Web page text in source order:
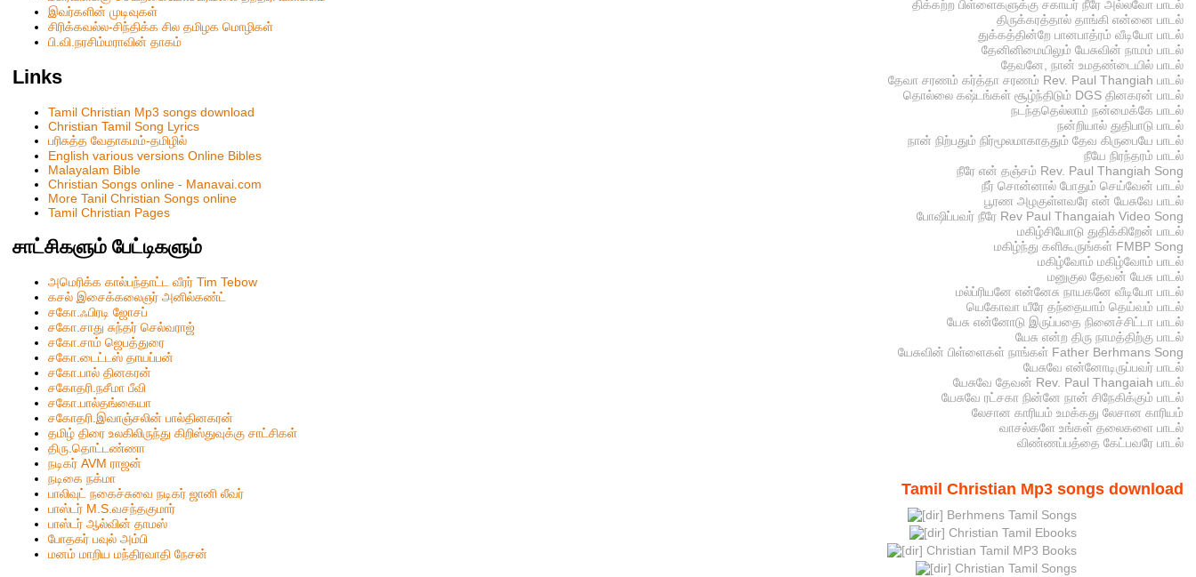
இவர்களின் முடிவுகள்
சிரிக்கவல்ல-சிந்திக்க சில தமிழக மொழிகள்
பி.வி.நரசிம்மராவின் தாகம்
Links
Tamil Christian Mp3 songs download
Christian Tamil Song Lyrics
பரிசுத்த வேதாகமம்-தமிழில்
English various versions Online Bibles
Malayalam Bible
Christian Songs online - Manavai.com
More Tanil Christian Songs online
Tamil Christian Pages
சாட்சிகளும் பேட்டிகளும்
அமெரிக்க கால்பந்தாட்ட வீரர் Tim Tebow
கசல் இசைக்கலைஞர் அனில்கண்ட்
சகோ.ஃபிரடி ஜோசப்
சகோ.சாது சுந்தர் செல்வராஜ்
சகோ.சாம் ஜெபத்துரை
சகோ.டைட்டஸ் தாயப்பன்
சகோ.பால் தினகரன்
சகோதரி.நசீமா பீவி
ச‌கோ.பால்த‌ங்கையா
ச‌கோதரி.இவாஞ்சலின் பால்தின‌க‌ர‌ன்
தமிழ் திரை உலகிலிருந்து கிறிஸ்துவுக்கு சாட்சிகள்
திரு.தொட்டண்ணா
நடிகர் AVM ராஜன்
நடிகை நக்மா
பாலிவுட் நகைச்சுவை நடிகர் ஜானி லீவர்
பாஸ்டர் M.S.வசந்தகுமார்
பாஸ்டர் ஆல்வின் தாமஸ்
போதகர் பவுல் அம்பி
மனம் மாறிய மந்திரவாதி நேசன்
திக்கற்ற பிள்ளைகளுக்கு சகாயர் நீரே அல்லவோ பாடல்
திருக்கரத்தால் தாங்கி என்னை பாடல்
துக்கத்தின்றே பானபாத்ரம் வீடியோ பாடல்
தேனினிமையிலும் யேசுவின் நாமம் பாடல்
தேவனே, நான் உமதண்டையில் பாடல்
தேவா சரணம் கர்த்தா சரணம் Rev. Paul Thangiah பாடல்
தொல்லை கஷ்டங்கள் சூழ்ந்திடும் DGS தினகரன் பாடல்
நடந்ததெல்லாம் நன்மைக்கே பாடல்
நன்றியால் துதிபாடு பாடல்
நான் நிற்பதும் நிர்மூலமாகாததும் தேவ கிருபையே பாடல்
நீயே நிரந்தரம் பாடல்
நீரே என் தஞ்சம் Rev. Paul Thangiah Song
நீர் சொன்னால் போதும் செய்வேன் பாடல்
பூரண அழகுள்ளவரே என் யேசுவே பாடல்
போஷிப்பவர் நீரே Rev Paul Thangaiah Video Song
மகிழ்சியோடு துதிக்கிறேன் பாடல்
மகிழ்ந்து களிகூருங்கள் FMBP Song
மகிழ்வோம் மகிழ்வோம் பாடல்
மனுகுல தேவன் யேசு பாடல்
மல்ப்ரியனே என்னேசு நாயகனே வீடியோ பாடல்
யெகோவா யீரே தந்தையாம் தெய்வம் பாடல்
யேசு என்னோடு இருப்பதை நினைச்சிட்டா பாடல்
யேசு என்ற திரு நாமத்திற்கு பாடல்
யேசுவின் பிள்ளைகள் நாங்கள் Father Berhmans Song
யேசுவே என்னோடிருப்பவர் பாடல்
யேசுவே தேவன் Rev. Paul Thangaiah பாடல்
யேசுவே ரட்சகா நின்னே நான் சிநேகிக்கும் பாடல்
லேசான காரியம் உமக்கது லேசான காரியம்
வாசல்களே உங்கள் தலைகளை பாடல்
விண்ணப்பத்தை கேட்பவரே பாடல்
Tamil Christian Mp3 songs download
Berhmens Tamil Songs
Christian Tamil Ebooks
Christian Tamil MP3 Books
Christian Tamil Songs